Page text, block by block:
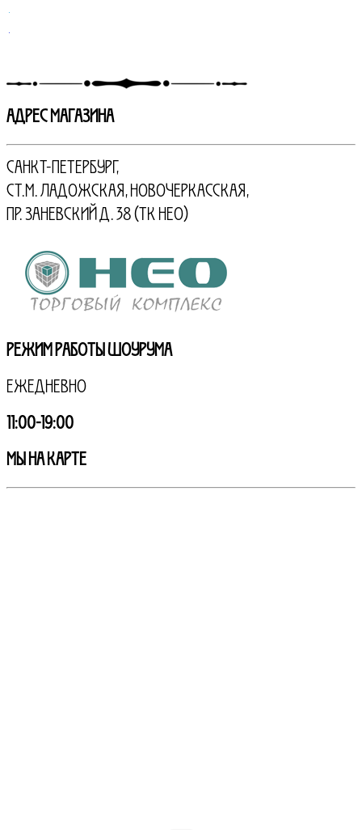
АДРЕС МАГАЗИНА
Санкт-Петербург,
ст.м. Ладожская, Новочеркасская,
пр. Заневский д. 38 (ТК НЕО)
Режим работы шоурума
Ежедневно
11:00-19:00
МЫ НА КАРТЕ